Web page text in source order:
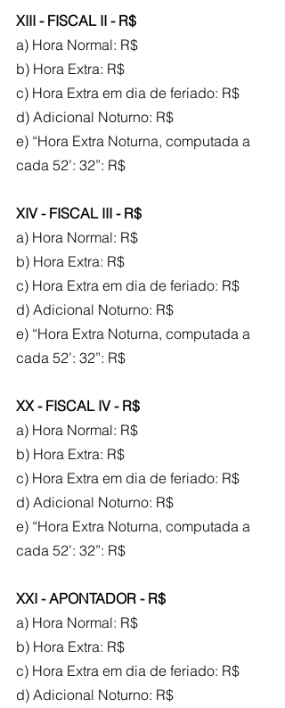
XIII - FISCAL II - R$
a) Hora Normal: R$
b) Hora Extra: R$
c) Hora Extra em dia de feriado: R$
d) Adicional Noturno: R$
e) “Hora Extra Noturna, computada a
cada 52’: 32”: R$
XIV - FISCAL III - R$
a) Hora Normal: R$
b) Hora Extra: R$
c) Hora Extra em dia de feriado: R$
d) Adicional Noturno: R$
e) “Hora Extra Noturna, computada a
cada 52’: 32”: R$
XX - FISCAL IV - R$
a) Hora Normal: R$
b) Hora Extra: R$
c) Hora Extra em dia de feriado: R$
d) Adicional Noturno: R$
e) “Hora Extra Noturna, computada a
cada 52’: 32”: R$
XXI - APONTADOR - R$
a) Hora Normal: R$
b) Hora Extra: R$
c) Hora Extra em dia de feriado: R$
d) Adicional Noturno: R$